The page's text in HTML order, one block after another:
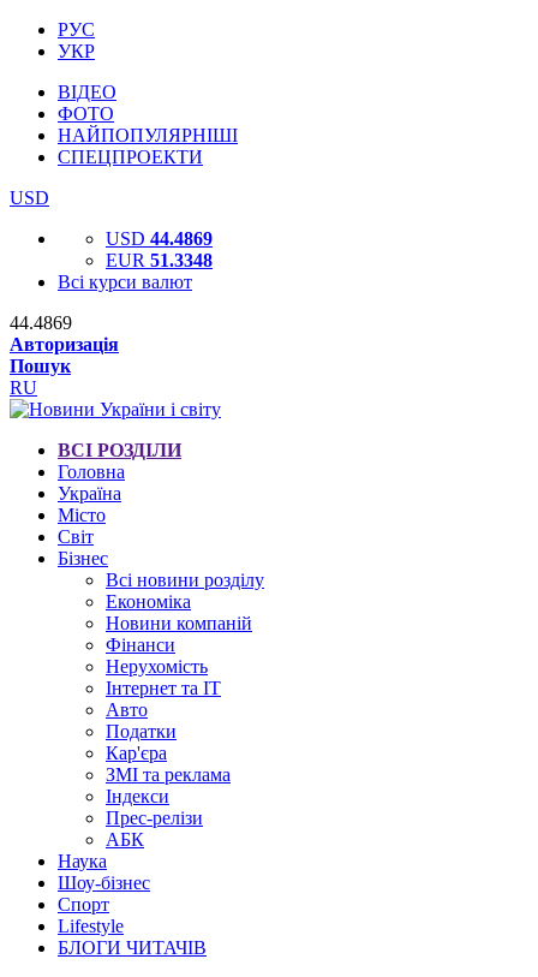
РУС
УКР
ВІДЕО
ФОТО
НАЙПОПУЛЯРНІШІ
СПЕЦПРОЕКТИ
USD
USD 44.4869
EUR 51.3348
Всі курси валют
44.4869
Авторизація
Пошук
RU
ВСІ РОЗДІЛИ
Головна
Україна
Місто
Світ
Бізнес
Всі новини розділу
Економіка
Новини компаній
Фінанси
Нерухомість
Інтернет та IT
Авто
Податки
Кар'єра
ЗМІ та реклама
Індекси
Прес-релізи
АБК
Наука
Шоу-бізнес
Спорт
Lifestyle
БЛОГИ ЧИТАЧІВ